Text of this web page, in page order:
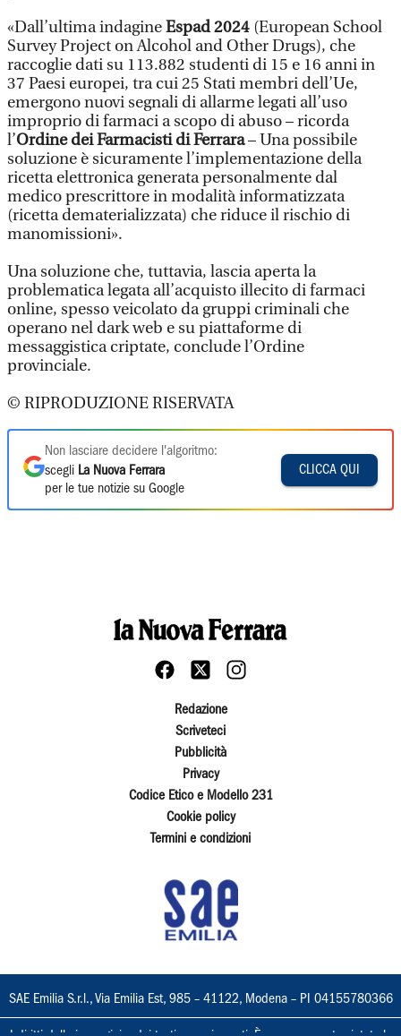
«Dall’ultima indagineEspad 2024 (European School
Survey Project on Alcohol and Other Drugs), che
raccoglie dati su 113.882 studenti di 15 e 16 anni in
37 Paesi europei, tra cui 25 Stati membri dell’Ue,
emergono nuovi segnali di allarme legati all’uso
improprio di farmaci a scopo di abuso – ricorda
l’Ordine dei Farmacisti di Ferrara– Una possibile
soluzione è sicuramente l’implementazione della
ricetta elettronica generata personalmente dal
medico prescrittore in modalità informatizzata
(ricetta dematerializzata) che riduce il rischio di
manomissioni».
Una soluzione che, tuttavia, lascia aperta la
problematica legata all’acquisto illecito di farmaci
online, spesso veicolato da gruppi criminali che
operano nel dark web e su piattaforme di
messaggistica criptate, conclude l’Ordine
provinciale.
© RIPRODUZIONE RISERVATA
Non lasciare decidere l'algoritmo:
scegli La Nuova Ferrara
per le tue notizie su Google
CLICCA QUI
Redazione
Scriveteci
Pubblicità
Privacy
Codice Etico e Modello 231
Cookie policy
Termini e condizioni
SAE Emilia S.r.l., Via Emilia Est, 985 – 41122, Modena – PI 04155780366